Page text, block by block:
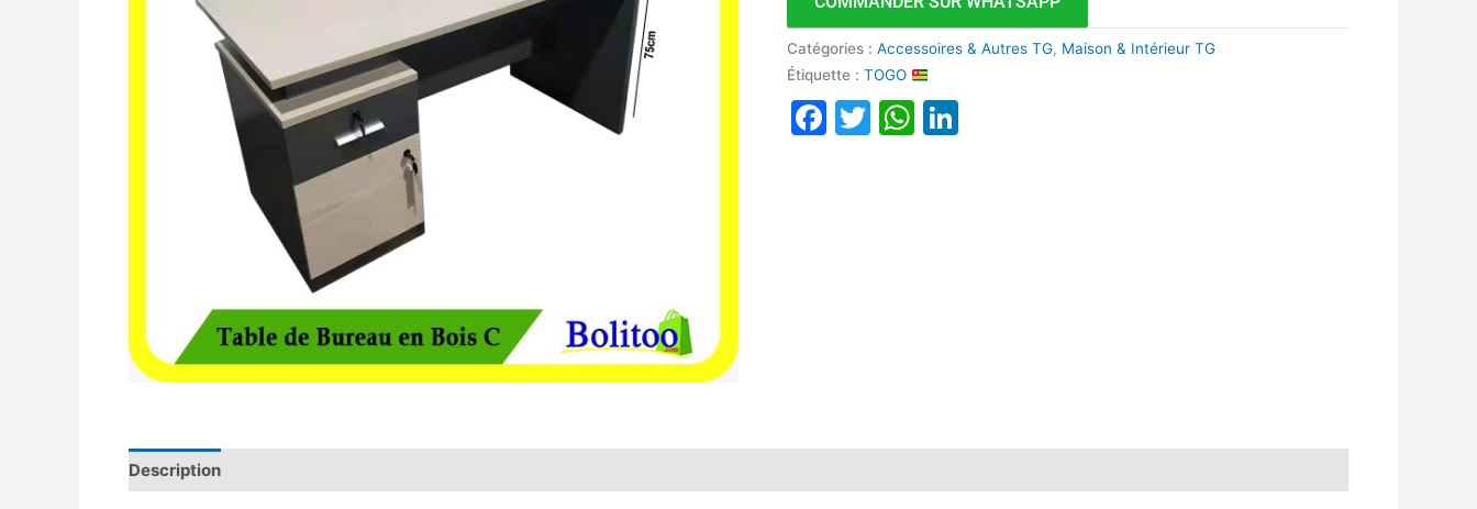
Catégories :Accessoires & Autres TG, Maison & Intérieur TG
Étiquette :TOGO
Facebook
TwitterWhatsApp
Description